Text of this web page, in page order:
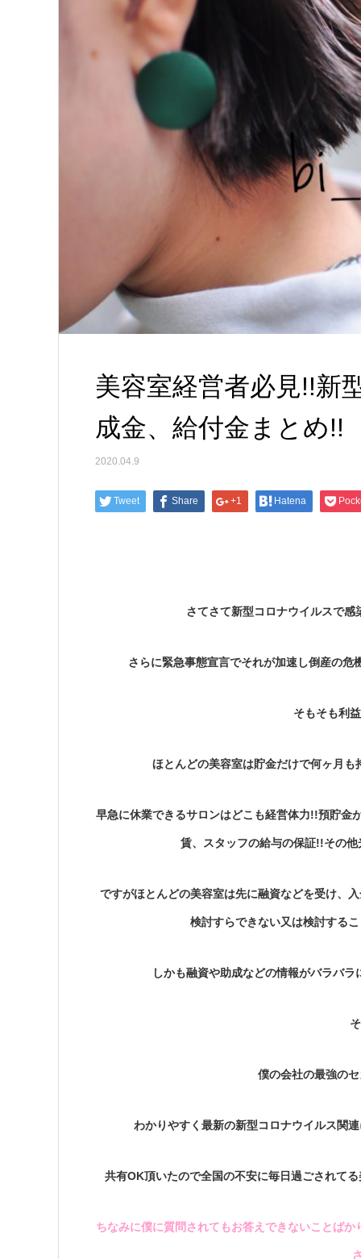
美容室経営者必見!!新
成金、給付金まとめ!!
2020.04.9
Tweet Share +1 Hatena
さてさて新型コロナウイルスで
さらに緊急事態宣言でそれが加速し倒産の
そもそも利
ほとんどの美容室は貯金だけで何ヶ月
早急に休業できるサロンはどこも経営体力!!預貯金
賃、スタッフの給与の保証!!その
ですがほとんどの美容室は先に融資などを受け、
検討すらできない又は検討する
しかも融資や助成などの情報がバラバ
僕の会社の最強の
わかりやすく最新の新型コロナウイルス関
共有OK頂いたので全国の不安に毎日過ごされて
ちなみに僕に質問されてもお答えできないことば